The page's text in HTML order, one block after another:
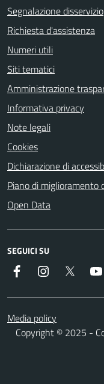
Segnalazione disservizio
Richiesta d'assistenza
Numeri utili
Siti tematici
Amministrazione
Informativa privacy
Note legali
Cookies
Dichiarazione di
Piano di miglioramento
Open Data
SEGUICI SU
Facebook InstagramTwitter
Media policy
Copyright © 2025 -